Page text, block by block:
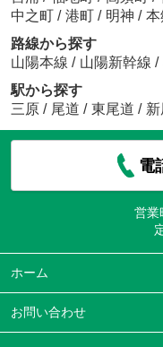
中之町 / 港町 / 明神 / 本
路線から探す
山陽本線 / 山陽新幹線 /
駅から探す
三原 / 尾道 / 東尾道 /
電
営業
ホーム
お問い合わせ